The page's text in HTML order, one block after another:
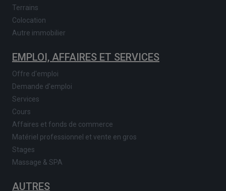
Terrains
Colocation
Autre immobilier
EMPLOI, AFFAIRES ET SERVICES
Offre d'emploi
Demande d'emploi
Services
Cours
Affaires et fonds de commerce
Matériel professionnel et vente en gros
Stages
Massage & SPA
AUTRES